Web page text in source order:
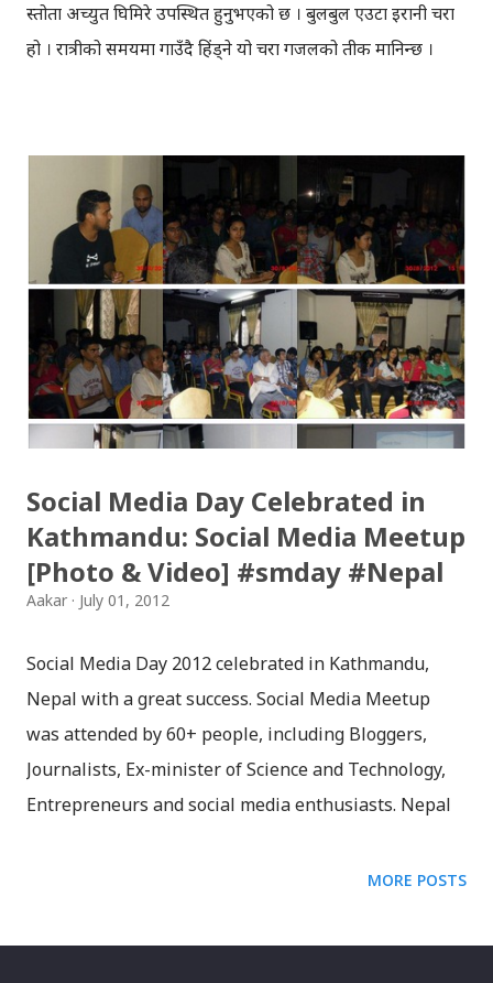
प्रस्तोता अच्युत घिमिरे उपस्थित हुनुभएको छ । बुलबुल एउटा इरानी चरा
हो । रात्रीको समयमा गाउँदै हिंड्‍ने यो चरा गजलको प्रतीक मानिन्छ ।
यसको उपस्थिति रहन्छ । प्रेम, विरह, उत्साह, उमंग अनि थुप्रै मनका
संवेगहरु बुलबुलले समेट्‍छ । बुलबुल सुन्न थालेपछि हामी सबै एउटा
समूहमा समेटिन्छौं र बुलबुल भित्र आफैंले आफ्‍नो नाम दिन्छौं -
बुलबुललियन । हामी यहाँ एकाकार भएर लाग्छौं, गजलको भावनात्मक
सहवासमा । " एउटा प्रेमको बिरुवा हामी रोप्छौं.....युग युग सम्म लगाएर यो
प्रीतलाई अमर गर्छौँ।" Bulbul is a Radio Program (a gajal
program). Thanks to BULBUL Team for bringing
such a wonderful program.You can directly send your
suggestion, comments & even your gajal to: bulb...
Social Media Day Celebrated in
Kathmandu: Social Media Meetup
[Photo & Video] #smday #Nepal
Aakar July 01, 2012
Social Media Day 2012 celebrated in Kathmandu,
Nepal with a great success. Social Media Meetup
was attended by 60+ people, including Bloggers,
Journalists, Ex-minister of Science and Technology,
Entrepreneurs and social media enthusiasts. Nepal
form around 18% of total population. Out of 4.8
50% of them visit Facebook on daily basis. At the
MORE POSTS